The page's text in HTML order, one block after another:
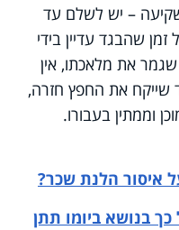
– יש לשלם עד
שהבגד עדיין בידי
את מלאכתו, אין
את החפץ חזרה,
וממתין בעבורו.
איסור הלנת שכר?
כך בנושא ביומו תתן